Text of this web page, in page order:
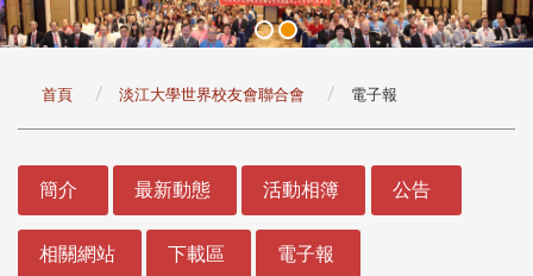
首頁 淡江大學世界校友會聯合會 電子報
簡介 最新動態 活動相簿 公告
相關網站 下載區 電子報